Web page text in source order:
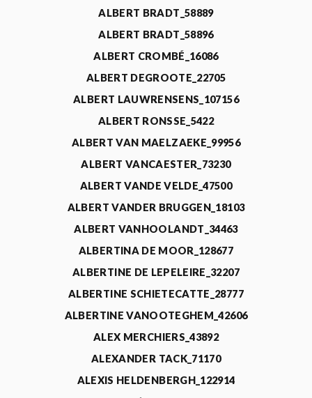
ALBERT BRADT_58889
ALBERT BRADT_58896
ALBERT CROMBÉ_16086
ALBERT DEGROOTE_22705
ALBERT LAUWRENSENS_107156
ALBERT RONSSE_5422
ALBERT VAN MAELZAEKE_99956
ALBERT VANCAESTER_73230
ALBERT VANDE VELDE_47500
ALBERT VANDER BRUGGEN_18103
ALBERT VANHOOLANDT_34463
ALBERTINA DE MOOR_128677
ALBERTINE DE LEPELEIRE_32207
ALBERTINE SCHIETECATTE_28777
ALBERTINE VANOOTEGHEM_42606
ALEX MERCHIERS_43892
ALEXANDER TACK_71170
ALEXIS HELDENBERGH_122914